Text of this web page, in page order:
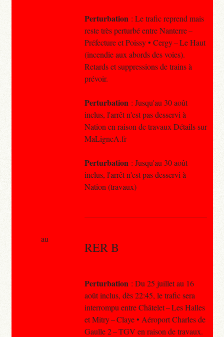
Perturbation : Le trafic reprend mais
reste très perturbé entre Nanterre –
Préfecture et Poissy • Cergy – Le Haut
(incendie aux abords des voies).
Retards et suppressions de trains à
prévoir.
Perturbation : Jusqu'au 30 août
inclus, l'arrêt n'est pas desservi à
Nation en raison de travaux Détails sur
MaLigneA.fr
Perturbation : Jusqu'au 30 août
inclus, l'arrêt n'est pas desservi à
Nation (travaux)
RER B
Perturbation : Du 25 juillet au 16
août inclus, dès 22:45, le trafic sera
interrompu entre Châtelet – Les Halles
et Mitry – Claye • Aéroport Charles de
Gaulle 2 – TGV en raison de travaux.
au